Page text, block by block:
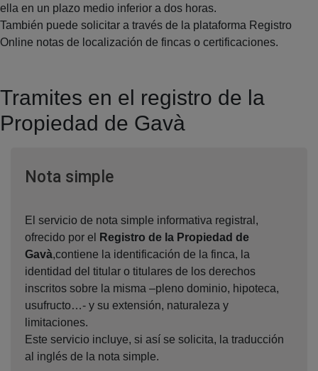
ella en un plazo medio inferior a dos horas.
También puede solicitar a través de la plataforma Registro
Online notas de localización de fincas o certificaciones.
Tramites en el registro de la
Propiedad de Gavà
Nota simpleVentana nueva
El servicio de nota simple informativa registral,
ofrecido por el
Registro de la Propiedad de
Gavà,contiene la identificación de la finca, la
identidad del titular o titulares de los derechos
inscritos sobre la misma –pleno dominio, hipoteca,
usufructo…- y su extensión, naturaleza y
limitaciones.
Este servicio incluye, si así se solicita, la traducción
al inglés de la nota simple.